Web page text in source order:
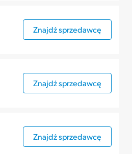
Znajdź sprzedawcę
Znajdź sprzedawcę
Znajdź sprzedawcę